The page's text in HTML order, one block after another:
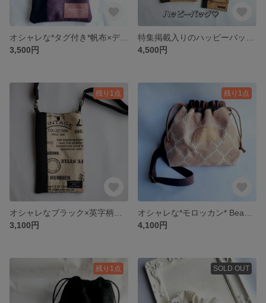
3,500円
4,500円
残り1点
3,100円
残り1点
4,100円
残り1点 SOLD OUT